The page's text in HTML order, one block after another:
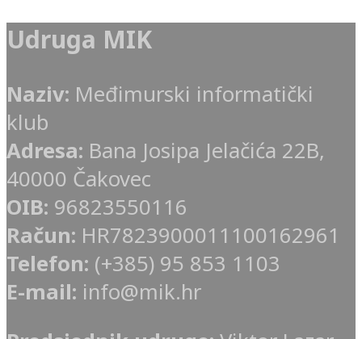
Udruga MIK
Naziv: Međimurski informatički
klub
Adresa: Bana Josipa Jelačića 22B,
40000 Čakovec
OIB: 96823550116
Račun: HR7823900011100162961
Telefon: (+385) 95 853 1103
E-mail: info@mik.hr